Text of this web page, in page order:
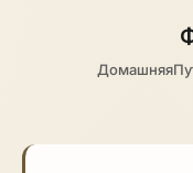
Домашняя